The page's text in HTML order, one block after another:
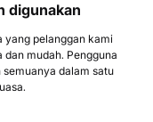
digunakan
yang pelanggan kami
mudah. Pengguna
semuanya dalam satu